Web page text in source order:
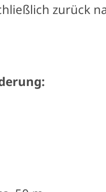
zurück